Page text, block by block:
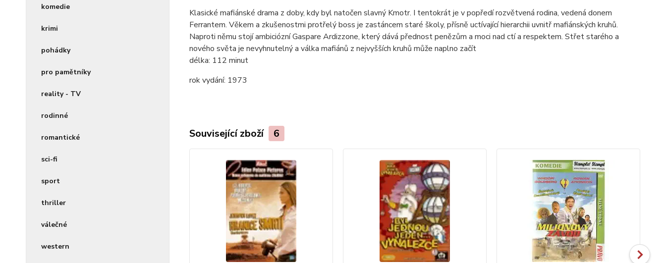
komedie
krimi
pohádky
pro pamětníky
reality - TV
rodinné
romantické
sci-fi
sport
thriller
válečné
western
Klasické mafiánské drama z doby, kdy byl natočen slavný Kmotr. I tentokrát je v popředí rozvětvená rodina, vedená donem
Ferrantem. Věkem a zkušenostmi protřelý boss je zastáncem staré školy, přísně uctívající hierarchii uvnitř mafiánských kruhů.
Naproti němu stojí ambiciózní Gaspare Ardizzone, který dává přednost penězům a moci nad ctí a respektem. Střet starého a
nového světa je nevyhnutelný a válka mafiánů z nejvyšších kruhů může naplno začít
délka: 112 minut
rok vydání: 1973
Související zboží 6